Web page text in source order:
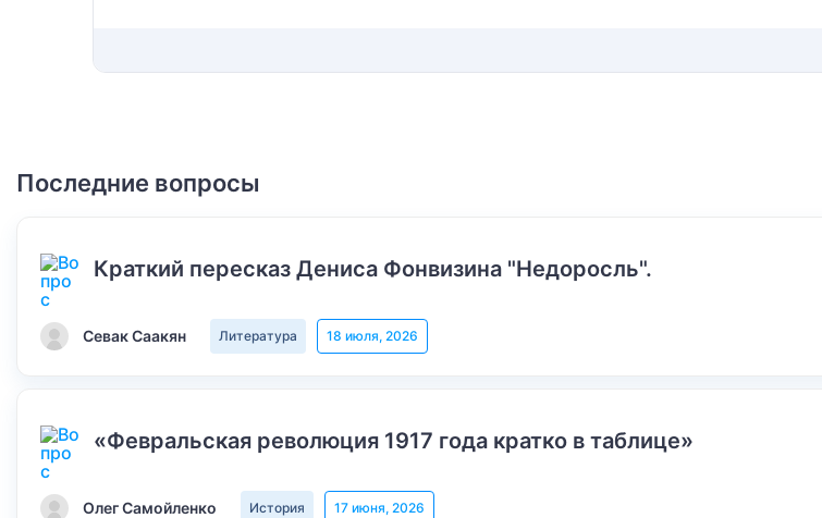
Последние вопросы
Краткий пересказ Дениса Фонвизина "Недоросль".
Севак Саакян Литература 18 июля, 2026
«Февральская революция 1917 года кратко в таблице»
Олег Самойленко История 17 июня, 2026